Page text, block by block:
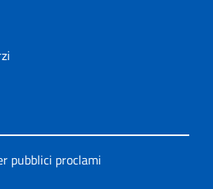
pubblici proclami